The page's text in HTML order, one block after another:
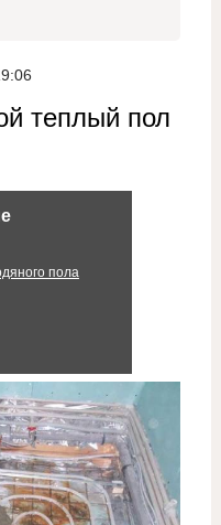
теплый пол
пола